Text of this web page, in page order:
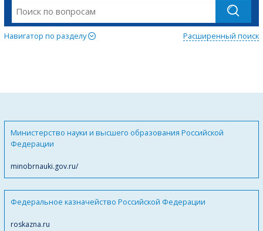
Навигатор по разделу Расширенный поиск
Министерство науки и высшего образования Российской
Федерации
minobrnauki.gov.ru/
Федеральное казначейство Российской Федерации
roskazna.ru